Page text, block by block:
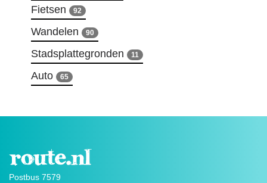
Fietsen 92
Wandelen 90
Stadsplattegronden 11
Auto 65
Postbus 7579